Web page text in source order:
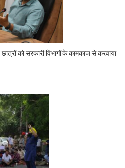
को सरकारी विभागों के कामकाज से करवाया